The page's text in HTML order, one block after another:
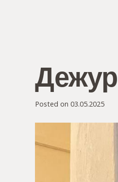
Posted on 03.05.2025